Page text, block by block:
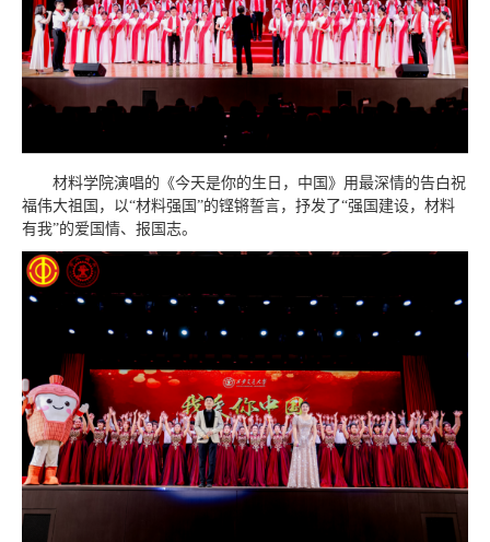
材料学院演唱的《今天是你的生日，中国》用最深情的告白祝
福伟大祖国，以“材料强国”的铿锵誓言，抒发了“强国建设，材料
有我”的爱国情、报国志。